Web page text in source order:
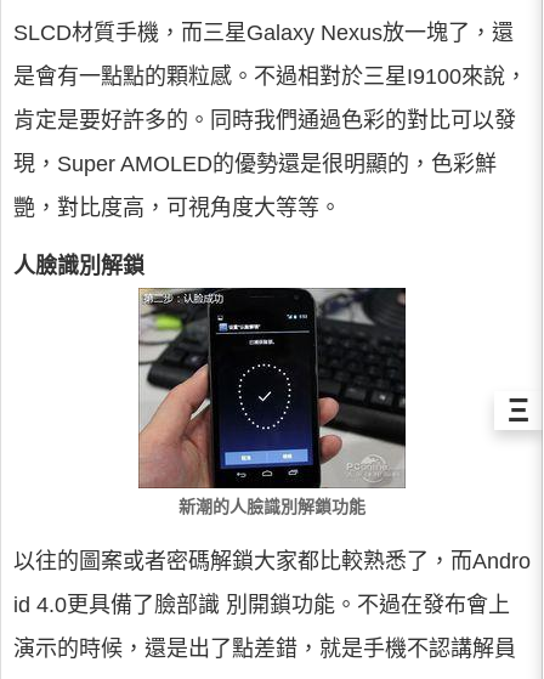
SLCD材質手機，而三星Galaxy Nexus放一塊了，還
是會有一點點的顆粒感。不過相對於三星I9100來說，
肯定是要好許多的。同時我們通過色彩的對比可以發
現，Super AMOLED的優勢還是很明顯的，色彩鮮
艷，對比度高，可視角度大等等。
人臉識別解鎖
新潮的人臉識別解鎖功能
以往的圖案或者密碼解鎖大家都比較熟悉了，而Andro
id 4.0更具備了臉部識 別開鎖功能。不過在發布會上
演示的時候，還是出了點差錯，就是手機不認講解員
Ξ